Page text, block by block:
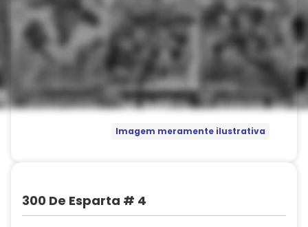
Imagem meramente ilustrativa
300 De Esparta # 4